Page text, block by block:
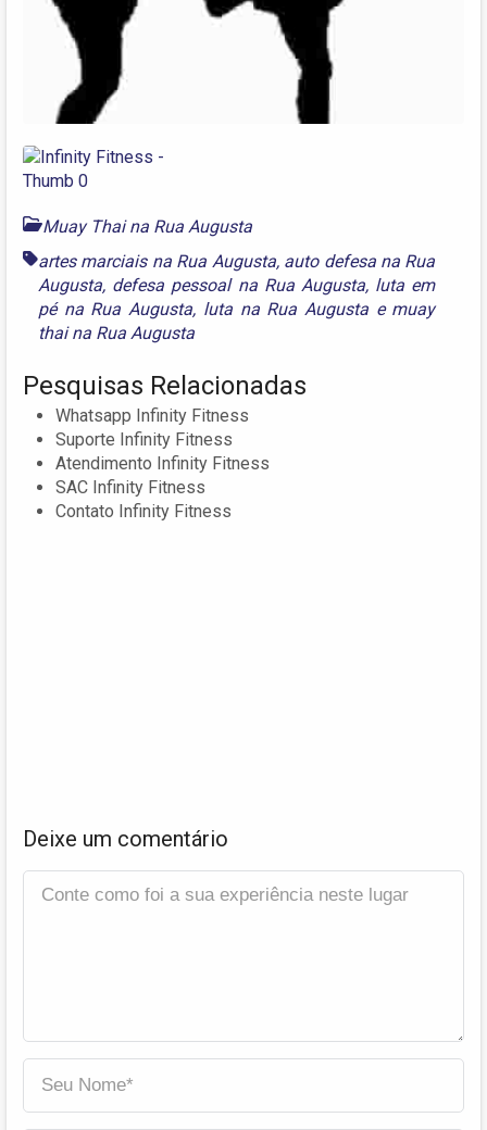
Muay Thai na Rua Augusta
artes marciais na Rua Augusta, auto defesa na Rua
Augusta, defesa pessoal na Rua Augusta, luta em
pé na Rua Augusta, luta na Rua Augusta e muay
thai na Rua Augusta
Pesquisas Relacionadas
Whatsapp Infinity Fitness
Suporte Infinity Fitness
Atendimento Infinity Fitness
SAC Infinity Fitness
Contato Infinity Fitness
Deixe um comentário